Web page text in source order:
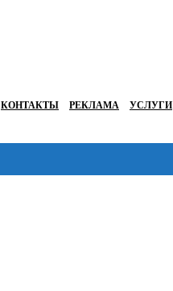
КОНТАКТЫ РЕКЛАМА УСЛУГИ